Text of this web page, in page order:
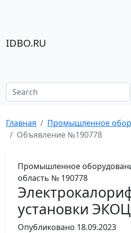
IDBO.RU
Главная
Промышленное
Объявление №190778
Промышленное
область № 190778
установки
Опубликовано 18.09.2023